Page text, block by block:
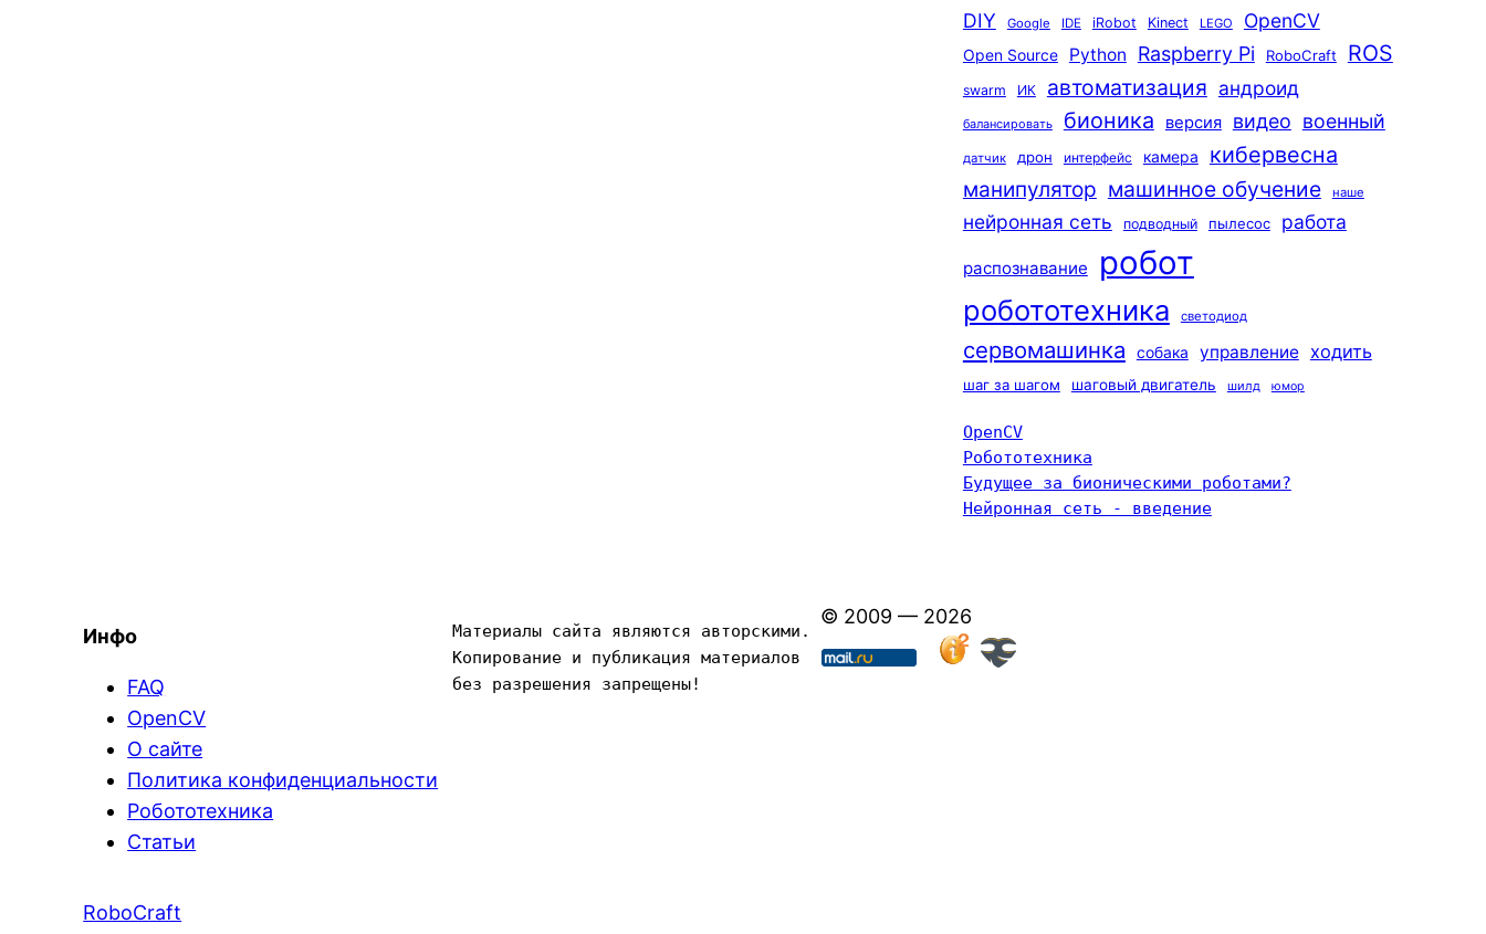
DIY Google IDE iRobot Kinect LEGO OpenCV
Open Source Python Raspberry Pi RoboCraft ROS
swarm ИК автоматизация андроид
балансировать бионика версия видео военный
датчик дрон интерфейс камера кибервесна
манипулятор машинное обучение наше
нейронная сеть подводный пылесос работа
распознавание робот
робототехника светодиод
сервомашинка собака управление ходить
шаг за шагом шаговый двигатель шилд юмор
OpenCV
Робототехника
Будущее за бионическими роботами?
Нейронная сеть - введение
Инфо
FAQ
OpenCV
О сайте
Политика конфиденциальности
Робототехника
Статьи
Материалы сайта являются авторскими.
Копирование и публикация материалов
без разрешения запрещены!
© 2009 — 2026
RoboCraft